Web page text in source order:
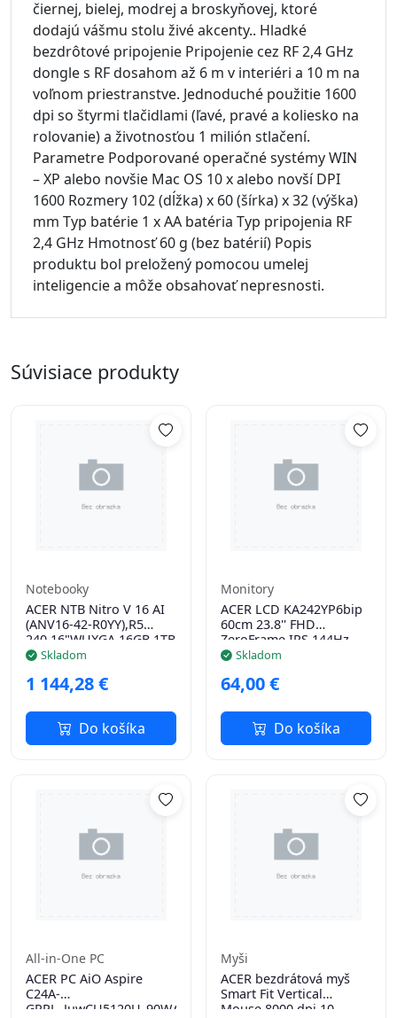
čiernej, bielej, modrej a broskyňovej, ktoré
dodajú vášmu stolu živé akcenty.. Hladké
bezdrôtové pripojenie Pripojenie cez RF 2,4 GHz
dongle s RF dosahom až 6 m v interiéri a 10 m na
voľnom priestranstve. Jednoduché použitie 1600
dpi so štyrmi tlačidlami (ľavé, pravé a koliesko na
rolovanie) a životnosťou 1 milión stlačení.
Parametre Podporované operačné systémy WIN
– XP alebo novšie Mac OS 10 x alebo novší DPI
1600 Rozmery 102 (dĺžka) x 60 (šírka) x 32 (výška)
mm Typ batérie 1 x AA batéria Typ pripojenia RF
2,4 GHz Hmotnosť 60 g (bez batérií) Popis
produktu bol preložený pomocou umelej
inteligencie a môže obsahovať nepresnosti.
Súvisiace produkty
Notebooky
ACER NTB Nitro V 16 AI
(ANV16-42-R0YY),R5
240,16"WUXGA,16GB,1TB
SSD,RTX
Skladom
1 144,28 €
Do košíka
Monitory
ACER LCD KA242YP6bip
60cm 23.8'' FHD
ZeroFrame IPS 144Hz
16:9 1ms(VRB) 250nits
MPRII Black H.cable x
Skladom
64,00 €
Do košíka
All-in-One PC
ACER PC AiO Aspire
C24A-
GRPL_JuwCU5120U_90W,Core5
Myši
ACER bezdrátová myš
Smart Fit Vertical
Mouse,8000 dpi,10